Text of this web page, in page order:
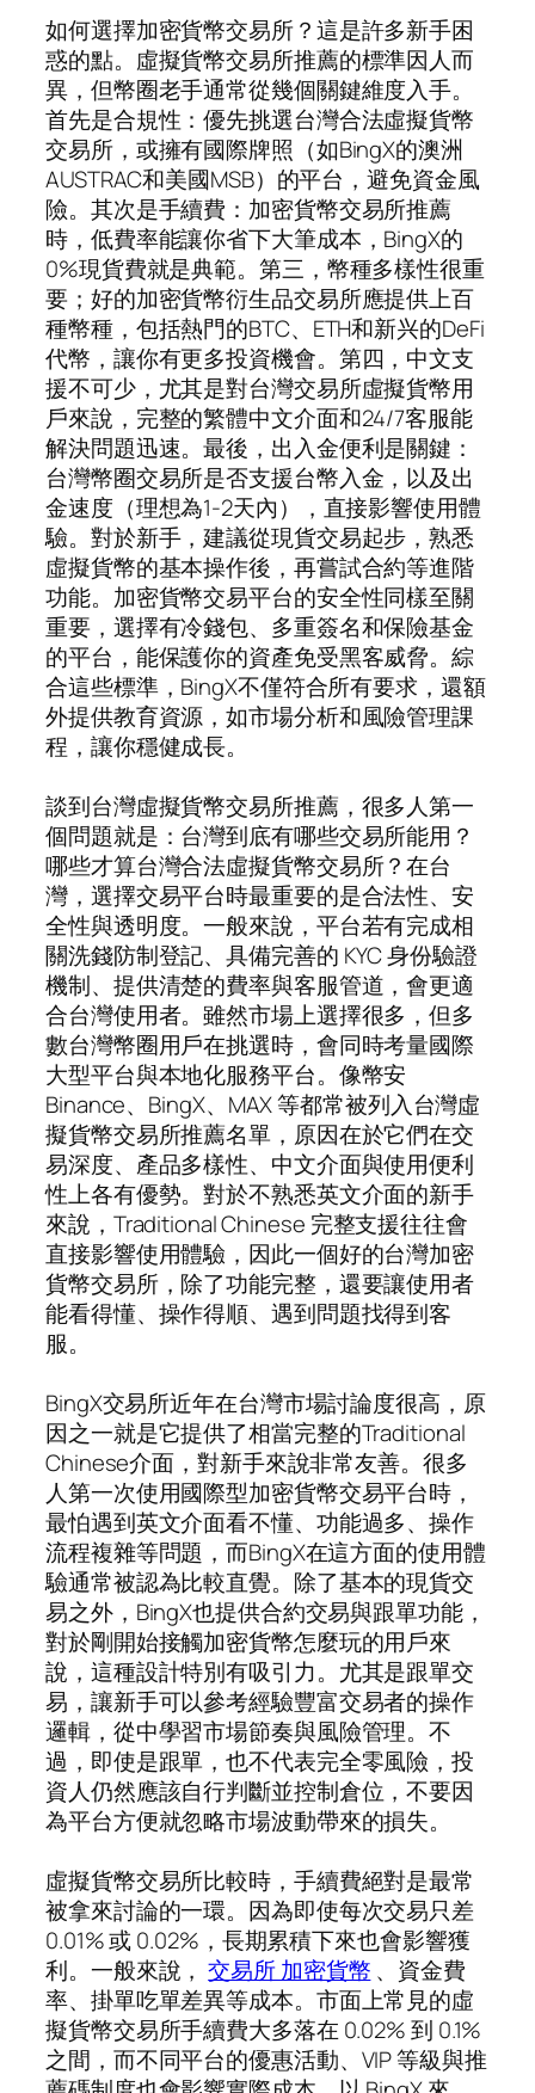
如何選擇加密貨幣交易所？這是許多新手困
惑的點。虛擬貨幣交易所推薦的標準因人而
異，但幣圈老手通常從幾個關鍵維度入手。
首先是合規性：優先挑選台灣合法虛擬貨幣
交易所，或擁有國際牌照（如BingX的澳洲
AUSTRAC和美國MSB）的平台，避免資金風
險。其次是手續費：加密貨幣交易所推薦
時，低費率能讓你省下大筆成本，BingX的
0%現貨費就是典範。第三，幣種多樣性很重
要；好的加密貨幣衍生品交易所應提供上百
種幣種，包括熱門的BTC、ETH和新兴的DeFi
代幣，讓你有更多投資機會。第四，中文支
援不可少，尤其是對台灣交易所虛擬貨幣用
戶來說，完整的繁體中文介面和24/7客服能
解決問題迅速。最後，出入金便利是關鍵：
台灣幣圈交易所是否支援台幣入金，以及出
金速度（理想為1-2天內），直接影響使用體
驗。對於新手，建議從現貨交易起步，熟悉
虛擬貨幣的基本操作後，再嘗試合約等進階
功能。加密貨幣交易平台的安全性同樣至關
重要，選擇有冷錢包、多重簽名和保險基金
的平台，能保護你的資產免受黑客威脅。綜
合這些標準，BingX不僅符合所有要求，還額
外提供教育資源，如市場分析和風險管理課
程，讓你穩健成長。
談到台灣虛擬貨幣交易所推薦，很多人第一
個問題就是：台灣到底有哪些交易所能用？
哪些才算台灣合法虛擬貨幣交易所？在台
灣，選擇交易平台時最重要的是合法性、安
全性與透明度。一般來說，平台若有完成相
關洗錢防制登記、具備完善的 KYC 身份驗證
機制、提供清楚的費率與客服管道，會更適
合台灣使用者。雖然市場上選擇很多，但多
數台灣幣圈用戶在挑選時，會同時考量國際
大型平台與本地化服務平台。像幣安
Binance、BingX、MAX 等都常被列入台灣虛
擬貨幣交易所推薦名單，原因在於它們在交
易深度、產品多樣性、中文介面與使用便利
性上各有優勢。對於不熟悉英文介面的新手
來說，Traditional Chinese 完整支援往往會
直接影響使用體驗，因此一個好的台灣加密
貨幣交易所，除了功能完整，還要讓使用者
能看得懂、操作得順、遇到問題找得到客
服。
BingX交易所近年在台灣市場討論度很高，原
因之一就是它提供了相當完整的Traditional
Chinese介面，對新手來說非常友善。很多
人第一次使用國際型加密貨幣交易平台時，
最怕遇到英文介面看不懂、功能過多、操作
流程複雜等問題，而BingX在這方面的使用體
驗通常被認為比較直覺。除了基本的現貨交
易之外，BingX也提供合約交易與跟單功能，
對於剛開始接觸加密貨幣怎麼玩的用戶來
說，這種設計特別有吸引力。尤其是跟單交
易，讓新手可以參考經驗豐富交易者的操作
邏輯，從中學習市場節奏與風險管理。不
過，即使是跟單，也不代表完全零風險，投
資人仍然應該自行判斷並控制倉位，不要因
為平台方便就忽略市場波動帶來的損失。
虛擬貨幣交易所比較時，手續費絕對是最常
被拿來討論的一環。因為即使每次交易只差
0.01% 或 0.02%，長期累積下來也會影響獲
利。一般來說，交易所 加密貨幣 、資金費
率、掛單吃單差異等成本。市面上常見的虛
擬貨幣交易所手續費大多落在 0.02% 到 0.1%
之間，而不同平台的優惠活動、VIP 等級與推